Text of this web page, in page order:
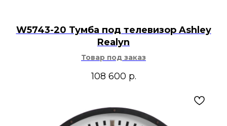
W5743-20 Тумба под телевизор Ashley
Realyn
Товар под заказ
108 600 р.